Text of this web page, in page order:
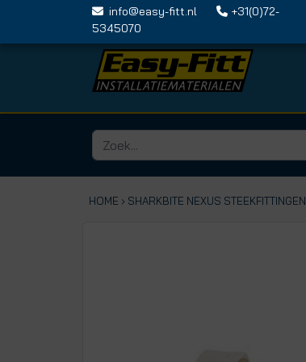
info@easy-fitt.nl
+31(0)72-
5345070
HOME › SHARKBITE NEXUS STEEKFITTINGEN